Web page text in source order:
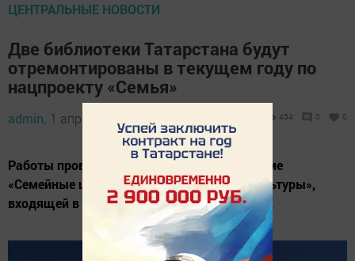
ЦЕНТРАЛЬНЫЕ НОВОСТИ
Две библиотеки Татарстана будут
отремонтированы в текущем году по
нацпроекту «Семья»
admin, 1 апреля 2025 - 13:31 454 0 0
Работы проведут по федеральной программе
«Семейные ценности и инфраструктура культуры»,
входящей в национальный проект «Семья».